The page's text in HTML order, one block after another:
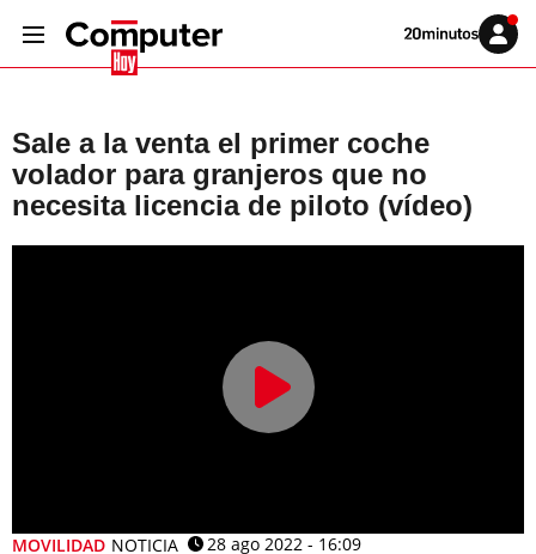
Volver
Iniciar
sesión
Sale a la venta el primer coche
volador para granjeros que no
necesita licencia de piloto (vídeo)
MOVILIDAD NOTICIA
28 ago 2022 - 16:09